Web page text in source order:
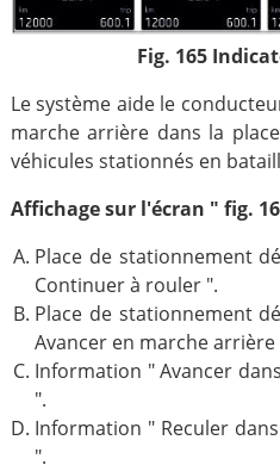
Fig. 165
Le système aide le
marche arrière dans la
véhicules stationnés en
Affichage sur l'écran " fig.
Place de stationnement
Continuer à rouler ".
Place de stationnement
Avancer en marche arrière
Information " Avancer
".
Information " Reculer
".